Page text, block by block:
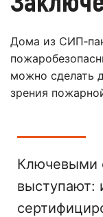
Дома из
можно сделать
зрения
Ключевыми
выступают: